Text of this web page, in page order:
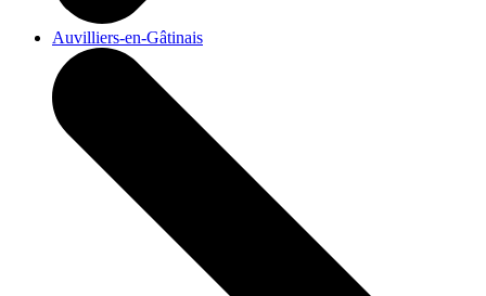
Auvilliers-en-Gâtinais